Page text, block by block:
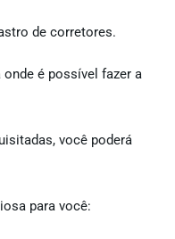
de corretores.
onde é possível fazer a
você poderá
para você: